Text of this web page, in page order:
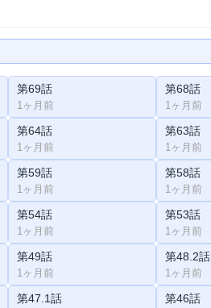
第69話
1ヶ月前
第68話
1ヶ月前
第64話
1ヶ月前
第63話
1ヶ月前
第59話
1ヶ月前
第58話
1ヶ月前
第54話
1ヶ月前
第53話
1ヶ月前
第49話
1ヶ月前
第48.2話
1ヶ月前
第47.1話 第46話